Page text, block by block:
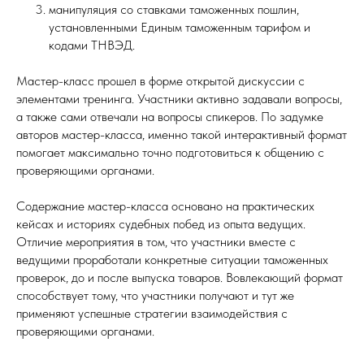
манипуляция со ставками таможенных пошлин,
установленными Единым таможенным тарифом и
кодами ТНВЭД.
Мастер-класс прошел в форме открытой дискуссии с
элементами тренинга. Участники активно задавали вопросы,
а также сами отвечали на вопросы спикеров. По задумке
авторов мастер-класса, именно такой интерактивный формат
помогает максимально точно подготовиться к общению с
проверяющими органами.
Содержание мастер-класса основано на практических
кейсах и историях судебных побед из опыта ведущих.
Отличие мероприятия в том, что участники вместе с
ведущими проработали конкретные ситуации таможенных
проверок, до и после выпуска товаров. Вовлекающий формат
способствует тому, что участники получают и тут же
применяют успешные стратегии взаимодействия с
проверяющими органами.